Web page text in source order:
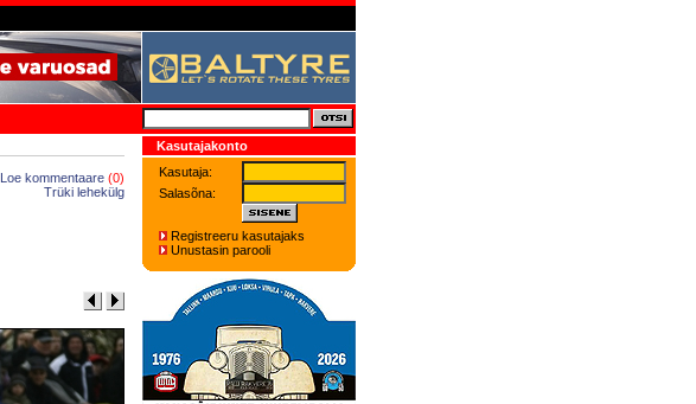
Loe kommentaare (0)
Trüki lehekülg
Kasutajakonto
Kasutaja:
Salasõna:
Registreeru kasutajaks
Unustasin parooli